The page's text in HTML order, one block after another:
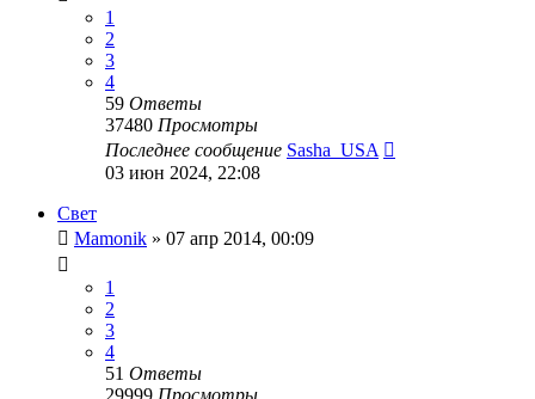
1
2
3
4
59 Ответы
37480 Просмотры
Последнее сообщение Sasha_USA
03 июн 2024, 22:08
Свет
Mamonik » 07 апр 2014, 00:09
1
2
3
4
51 Ответы
29999 Просмотры